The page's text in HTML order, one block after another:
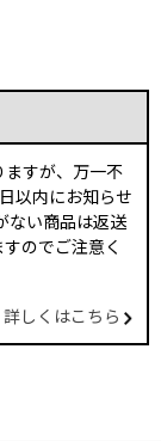
すが、万一不
以内にお知らせ
ない商品は返送
のでご注意く
詳しくはこちら